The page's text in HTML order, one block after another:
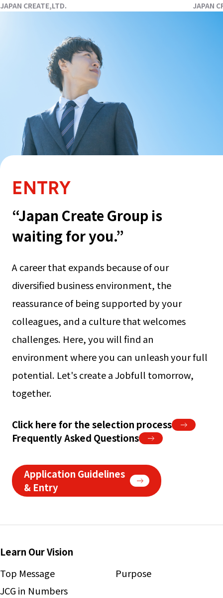
JAPAN CREATE,LTD. JAPAN
ENTRY
“Japan Create Group is
waiting for you.”
A career that expands because of our
diversified business environment, the
reassurance of being supported by your
colleagues, and a culture that welcomes
challenges. Here, you will find an
environment where you can unleash your full
potential. Let's create a Jobfull tomorrow,
together.
Click here for the selection process
Frequently Asked Questions
Application Guidelines
& Entry
Learn Our Vision
Top Message
Purpose
JCG in Numbers